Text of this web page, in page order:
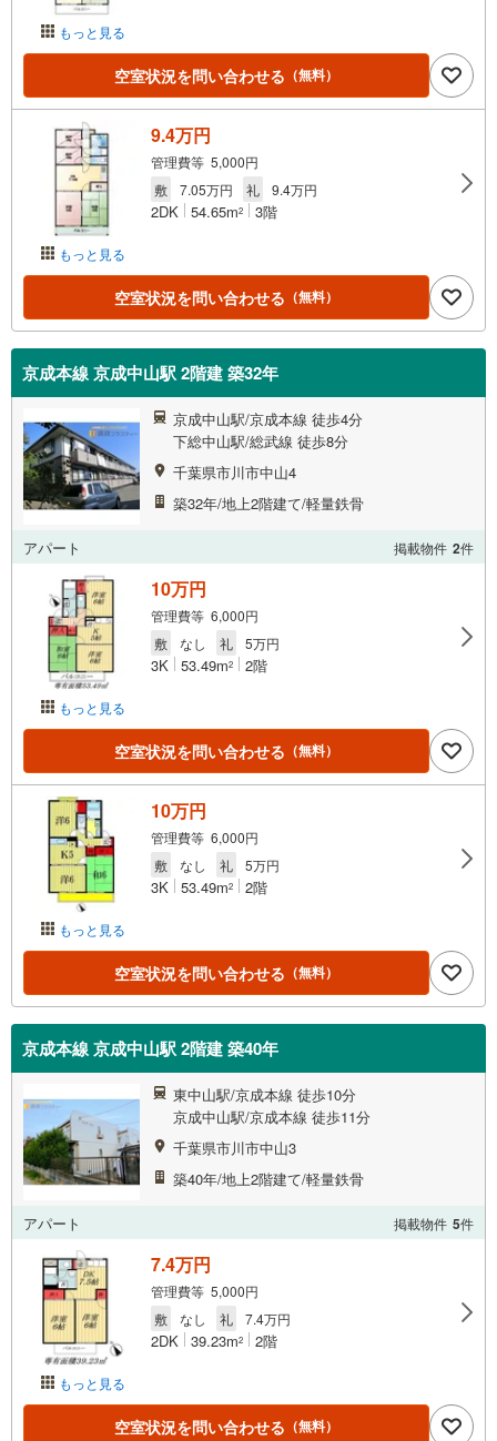
もっと見る
空室状況を問い合わせる （無料）
もっと見る
9.4万円
管理費等 5,000円
敷
7.05万円 礼 9.4万円
2DK 54.65m2 3階
空室状況を問い合わせる （無料）
京成本線 京成中山駅 2階建 築32年
京成中山駅/京成本線 徒歩4分
下総中山駅/総武線 徒歩8分
千葉県市川市中山4
築32年/地上2階建て/軽量鉄骨
アパート 掲載物件 2件
もっと見る
10万円
管理費等 6,000円
敷
なし 礼 5万円
3K 53.49m2 2階
空室状況を問い合わせる （無料）
もっと見る
10万円
管理費等 6,000円
敷
なし 礼 5万円
3K 53.49m2 2階
空室状況を問い合わせる （無料）
京成本線 京成中山駅 2階建 築40年
東中山駅/京成本線 徒歩10分
京成中山駅/京成本線 徒歩11分
千葉県市川市中山3
築40年/地上2階建て/軽量鉄骨
アパート 掲載物件 5件
もっと見る
7.4万円
管理費等 5,000円
敷
なし 礼 7.4万円
2DK 39.23m2 2階
空室状況を問い合わせる （無料）